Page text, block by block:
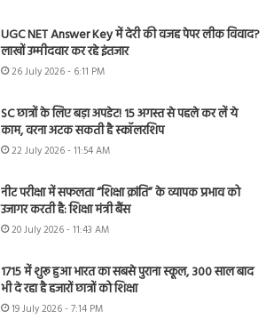
UGC NET Answer Key में देरी की वजह पेपर लीक विवाद?
लाखों उम्मीदवार कर रहे इंतजार
26 July 2026 - 6:11 PM
SC छात्रों के लिए बड़ा अपडेट! 15 अगस्त से पहले कर लें ये
काम, वरना अटक सकती है स्कॉलरशिप
22 July 2026 - 11:54 AM
नीट परीक्षा में सफलता “शिक्षा क्रांति” के व्यापक प्रभाव को
उजागर करती है: शिक्षा मंत्री बैंस
20 July 2026 - 11:43 AM
1715 में शुरू हुआ भारत का सबसे पुराना स्कूल, 300 साल बाद
भी दे रहा है हजारों छात्रों को शिक्षा
19 July 2026 - 7:14 PM